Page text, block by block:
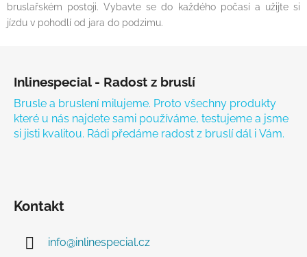
bruslařském postoji. Vybavte se do každého počasí a užijte si
jízdu v pohodlí od jara do podzimu.
Inlinespecial - Radost z bruslí
Brusle a bruslení milujeme. Proto všechny produkty
které u nás najdete sami používáme, testujeme a jsme
si jisti kvalitou. Rádi předáme radost z bruslí dál i Vám.
Kontakt
info@inlinespecial.cz